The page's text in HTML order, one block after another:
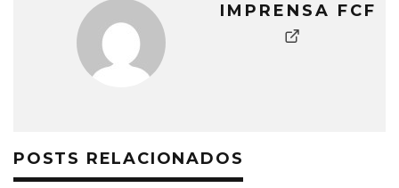
IMPRENSA FCF
POSTS RELACIONADOS